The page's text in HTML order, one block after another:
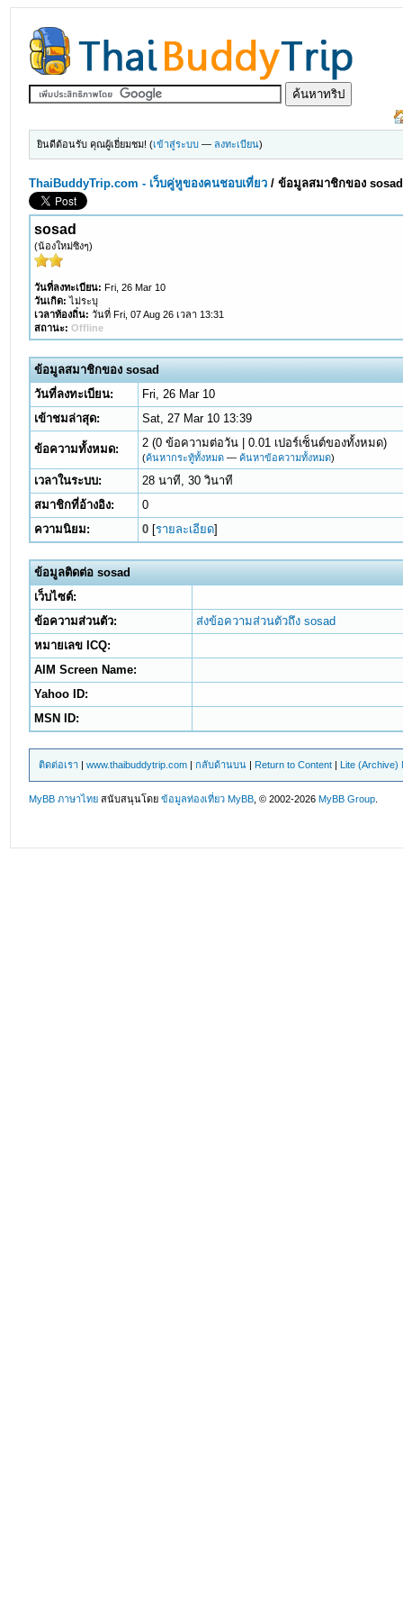
ยินดีต้อนรับ คุณผู้เยี่ยมชม! (เข้าสู่ระบบ — ลงทะเบียน)
ThaiBuddyTrip.com - เว็บคู่หูของคนชอบเที่ยว /ข้อมูลสมาชิกของ sosad
sosad
(น้องใหม่ซิงๆ)
วันที่ลงทะเบียน: Fri, 26 Mar 10
วันเกิด: ไม่ระบุ
เวลาท้องถิ่น: วันที่ Fri, 07 Aug 26 เวลา 13:31
สถานะ: Offline
ข้อมูลสมาชิกของ sosad
วันที่ลงทะเบียน:
Fri, 26 Mar 10
เข้าชมล่าสุด:
Sat, 27 Mar 10 13:39
ข้อความทั้งหมด: 2 (0 ข้อความต่อวัน | 0.01 เปอร์เซ็นต์ของทั้งหมด)
(ค้นหากระทู้ทั้งหมด — ค้นหาข้อความทั้งหมด)
เวลาในระบบ:
28 นาที, 30 วินาที
สมาชิกที่อ้างอิง:
0
ความนิยม:
0 [รายละเอียด]
ข้อมูลติดต่อ sosad
เว็บไซต์:
ข้อความส่วนตัว:
ส่งข้อความส่วนตัวถึง sosad
หมายเลข ICQ:
AIM Screen Name:
Yahoo ID:
MSN ID:
ติดต่อเรา |www.thaibuddytrip.com |กลับด้านบน | Return to Content | Lite (Archive)
MyBB ภาษาไทย สนับสนุนโดยข้อมูลท่องเที่ยว MyBB , © 2002-2026MyBB Group